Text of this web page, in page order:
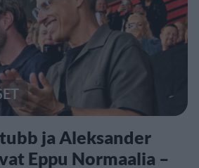
ja Aleksander
Eppu Normaalia –